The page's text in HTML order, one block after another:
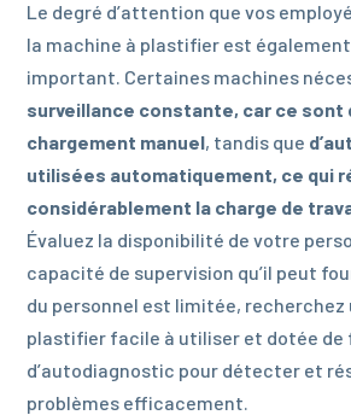
Le degré d’attention que vos
la machine à plastifier est
important. Certaines machines
surveillance constante, car ce sont
chargement manuel, tandis que
utilisées automatiquement, ce qui
considérablement la charge de
Évaluez la disponibilité de votre
capacité de supervision qu’il peut
du personnel est limitée, recherchez
plastifier facile à utiliser et dotée de
d’autodiagnostic pour détecter et
problèmes efficacement.